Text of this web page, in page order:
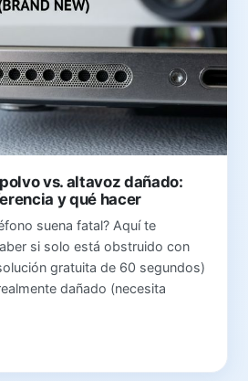
vs. altavoz dañado:
y qué hacer
suena fatal? Aquí te
si solo está obstruido con
gratuita de 60 segundos)
dañado (necesita